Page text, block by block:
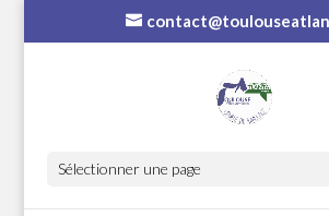
Sélectionner une page